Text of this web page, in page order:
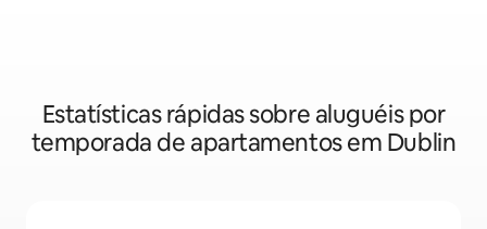
Estatísticas rápidas sobre aluguéis por
temporada de apartamentos em Dublin